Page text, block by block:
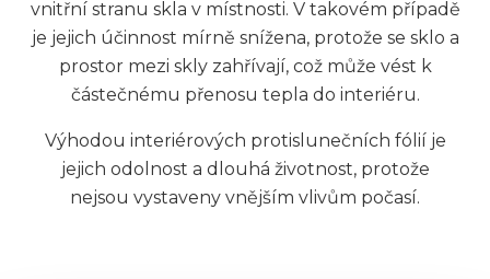
vnitřní stranu skla v místnosti. V takovém případě
je jejich účinnost mírně snížena, protože se sklo a
prostor mezi skly zahřívají, což může vést k
částečnému přenosu tepla do interiéru.
Výhodou interiérových protislunečních fólií je
jejich odolnost a dlouhá životnost, protože
nejsou vystaveny vnějším vlivům počasí.